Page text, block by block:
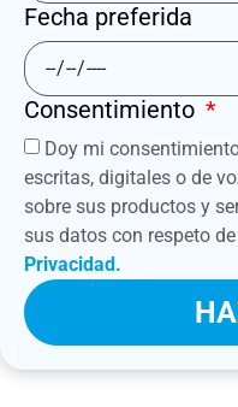
Fecha preferida
Consentimiento
Doy mi
escritas, digitales o de
sobre sus productos y
sus datos con respeto
Privacidad.